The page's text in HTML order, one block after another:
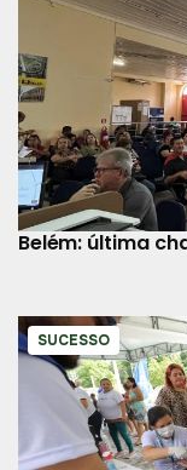
Belém: última
SUCESSO